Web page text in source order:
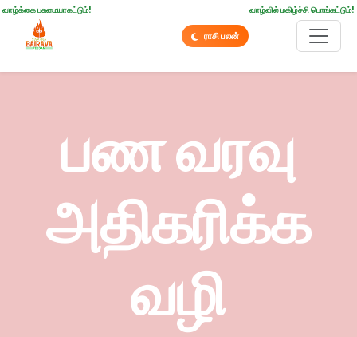
வாழ்க்கை பசுமையாகட்டும்! வாழ்வில் மகிழ்ச்சி பொங்கட்டும்!
ராசி பலன்
பண வரவு
அதிகரிக்க
வழி